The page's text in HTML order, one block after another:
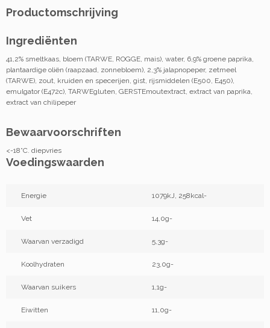
Productomschrijving
Ingrediënten
41,2% smeltkaas, bloem (TARWE, ROGGE, mais), water, 6,9% groene paprika,
plantaardige oliën (raapzaad, zonnebloem), 2,3% jalapnopeper, zetmeel
(TARWE), zout, kruiden en specerijen, gist, rijsmiddelen (E500, E450),
emulgator (E472c), TARWEgluten, GERSTEmoutextract, extract van paprika,
extract van chilipeper
Bewaarvoorschriften
<-18°C. diepvries
Voedingswaarden
Energie 1079kJ, 258kcal-
Vet 14,0g-
Waarvan verzadigd 5,3g-
Koolhydraten 23,0g-
Waarvan suikers 1,1g-
Eiwitten 11,0g-